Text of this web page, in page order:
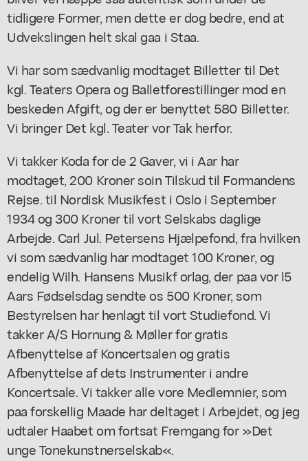
tidligere Former, men dette er dog bedre, end at
Udvekslingen helt skal gaa i Staa.
Vi har som sædvanlig modtaget Billetter til Det
kgl. Teaters Opera og Balletforestillinger mod en
beskeden Afgift, og der er benyttet 580 Billetter.
Vi bringer Det kgl. Teater vor Tak herfor.
Vi takker Koda for de 2 Gaver, vi i Aar har
modtaget, 200 Kroner soin Tilskud til Formandens
Rejse. til Nordisk Musikfest i Oslo i September
1934 og 300 Kroner til vort Selskabs daglige
Arbejde. Carl Jul. Petersens Hjælpefond, fra hvilken
vi som sædvanlig har modtaget 100 Kroner, og
endelig Wilh. Hansens Musikf orlag, der paa vor l5
Aars Fødselsdag sendte os 500 Kroner, som
Bestyrelsen har henlagt til vort Studiefond. Vi
takker A/S Hornung & Møller for gratis
Afbenyttelse af Koncertsalen og gratis
Afbenyttelse af dets Instrumenter i andre
Koncertsale. Vi takker alle vore Medlemnier, som
paa forskellig Maade har deltaget i Arbejdet, og jeg
udtaler Haabet om fortsat Fremgang for »Det
unge Tonekunstnerselskab«.